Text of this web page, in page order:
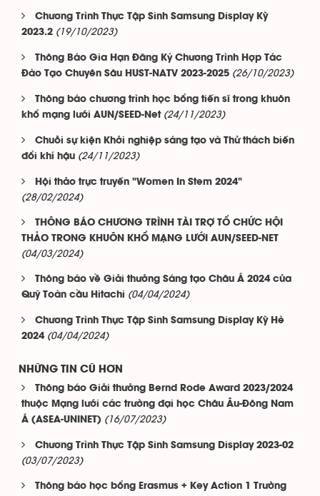
Chương Trình Thực Tập Sinh Samsung Display Kỳ
2023.2 (19/10/2023)
Thông Báo Gia Hạn Đăng Ký Chương Trình Hợp Tác
Đào Tạo Chuyên Sâu HUST-NATV 2023-2025 (26/10/2023)
Thông báo chương trình học bổng tiến sĩ trong khuôn
khổ mạng lưới AUN/SEED-Net (24/11/2023)
Chuỗi sự kiện Khởi nghiệp sáng tạo và Thử thách biến
đổi khí hậu (24/11/2023)
Hội thảo trực truyến "Women In Stem 2024"
(28/02/2024)
THÔNG BÁO CHƯƠNG TRÌNH TÀI TRỢ TỔ CHỨC HỘI
THẢO TRONG KHUÔN KHỔ MẠNG LƯỚI AUN/SEED-NET
(04/03/2024)
Thông báo về Giải thưởng Sáng tạo Châu Á 2024 của
Quỹ Toàn cầu Hitachi (04/04/2024)
Chương Trình Thực Tập Sinh Samsung Display Kỳ Hè
2024 (04/04/2024)
NHỮNG TIN CŨ HƠN
Thông báo Giải thưởng Bernd Rode Award 2023/2024
thuộc Mạng lưới các trường đại học Châu Âu-Đông Nam
Á (ASEA-UNINET) (16/07/2023)
Chương Trình Thực Tập Sinh Samsung Display 2023-02
(03/07/2023)
Thông báo học bổng Erasmus + Key Action 1 Trường